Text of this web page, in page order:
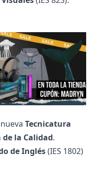
Tecnicatura
la Calidad.
de Inglés(IES 1802)